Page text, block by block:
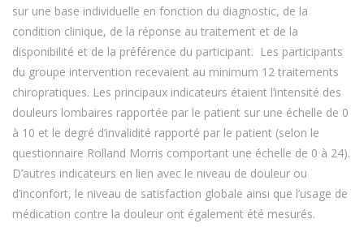
sur une base individuelle en fonction du diagnostic, de la
condition clinique, de la réponse au traitement et de la
disponibilité et de la préférence du participant. Les participants
du groupe intervention recevaient au minimum 12 traitements
chiropratiques. Les principaux indicateurs étaient l’intensité des
douleurs lombaires rapportée par le patient sur une échelle de 0
à 10 et le degré d’invalidité rapporté par le patient (selon le
questionnaire Rolland Morris comportant une échelle de 0 à 24).
D’autres indicateurs en lien avec le niveau de douleur ou
d’inconfort, le niveau de satisfaction globale ainsi que l’usage de
médication contre la douleur ont également été mesurés.